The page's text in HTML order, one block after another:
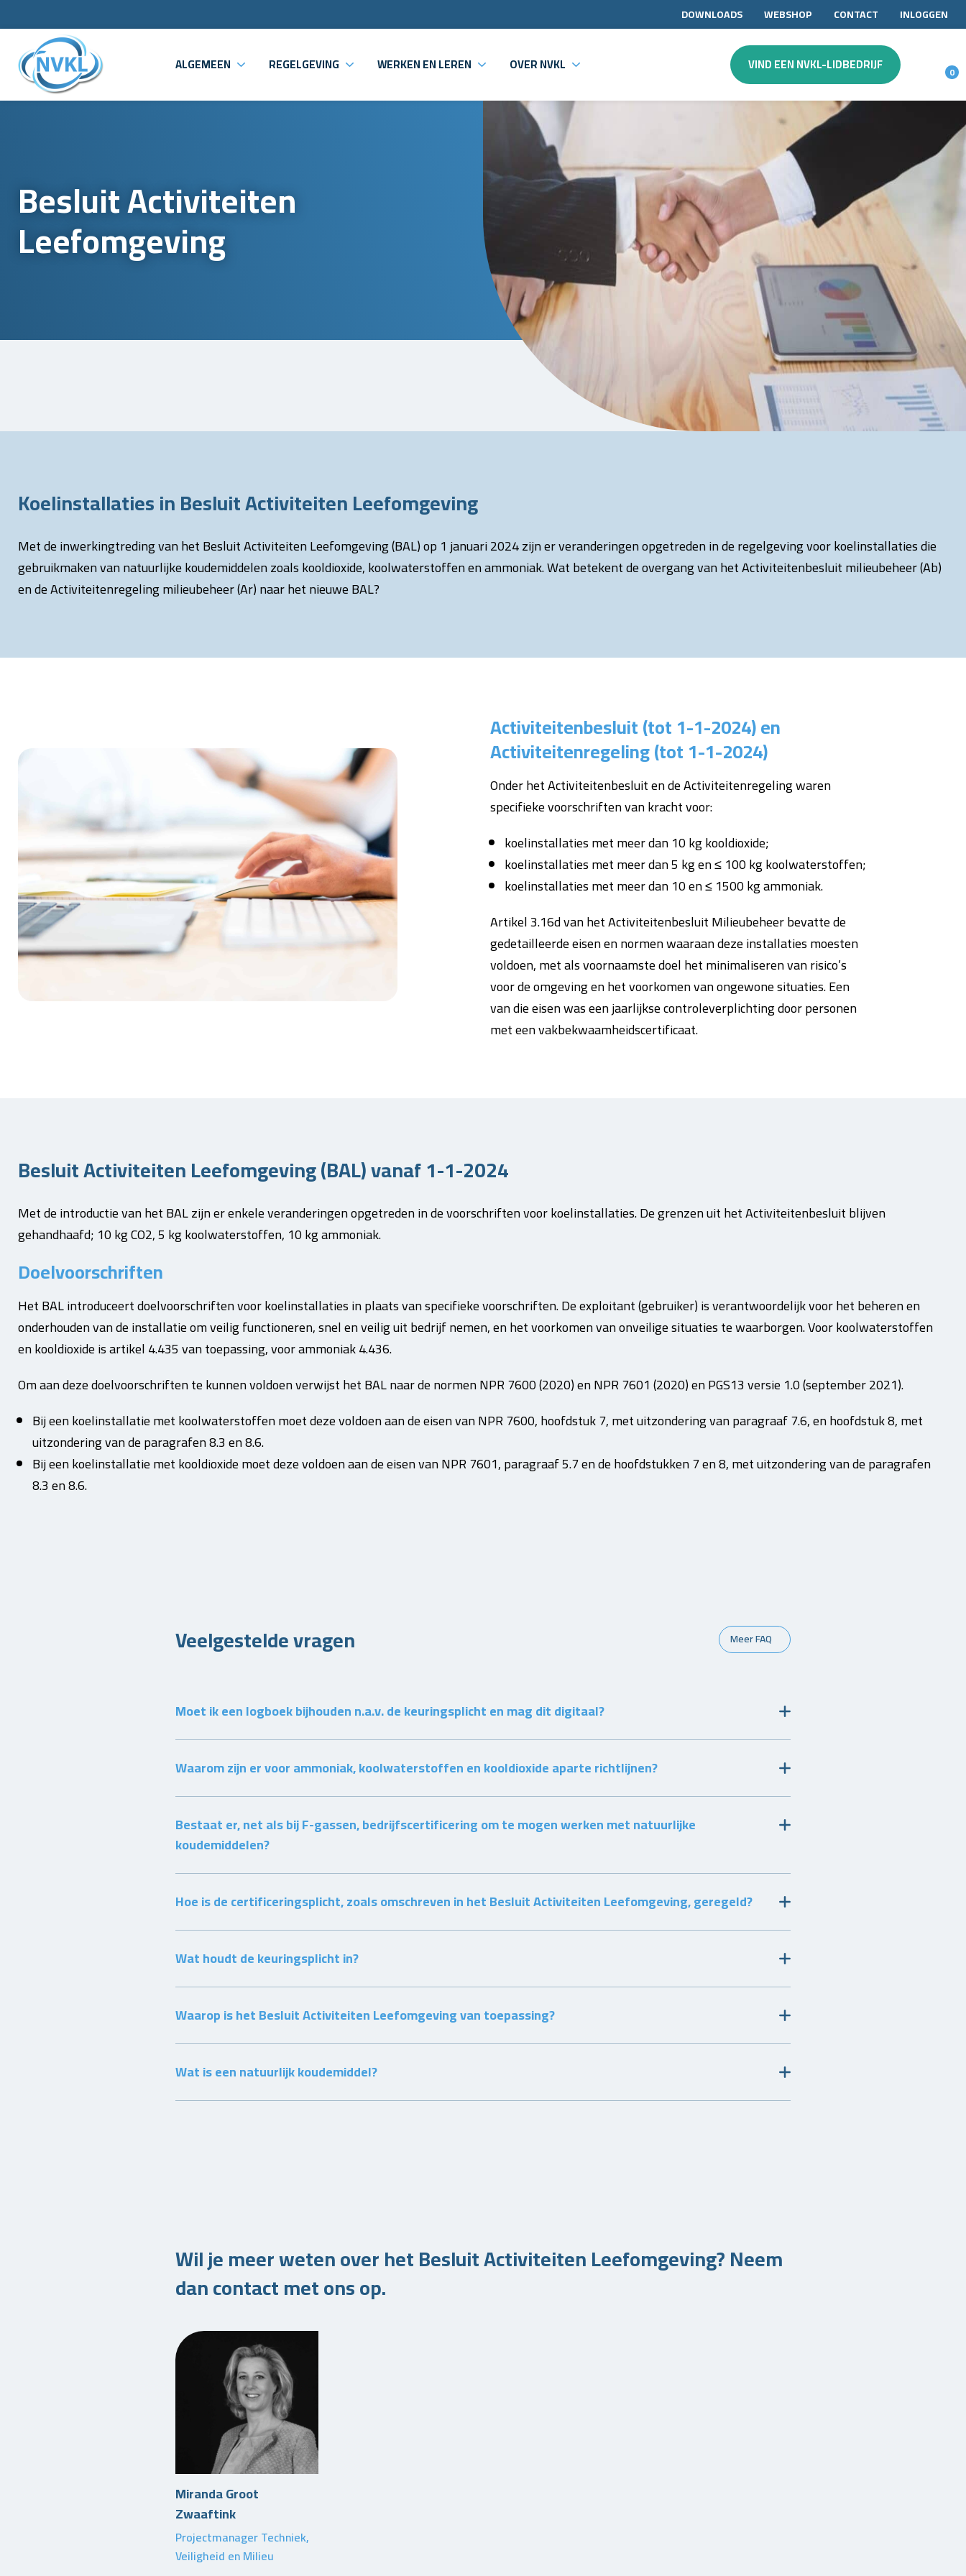
DOWNLOADS WEBSHOP CONTACT INLOGGEN
ALGEMEEN REGELGEVING WERKEN EN LEREN OVER NVKL VIND EEN NVKL-LIDBEDRIJF 0
Besluit Activiteiten
Leefomgeving
Koelinstallaties in Besluit Activiteiten Leefomgeving
Met de inwerkingtreding van het Besluit Activiteiten Leefomgeving (BAL) op 1 januari 2024 zijn er veranderingen opgetreden in de regelgeving voor koelinstallaties die
gebruikmaken van natuurlijke koudemiddelen zoals kooldioxide, koolwaterstoffen en ammoniak. Wat betekent de overgang van het Activiteitenbesluit milieubeheer (Ab)
en de Activiteitenregeling milieubeheer (Ar) naar het nieuwe BAL?
Activiteitenbesluit (tot 1-1-2024) en
Activiteitenregeling (tot 1-1-2024)
Onder het Activiteitenbesluit en de Activiteitenregeling waren
specifieke voorschriften van kracht voor:
koelinstallaties met meer dan 10 kg kooldioxide;
koelinstallaties met meer dan 5 kg en ≤ 100 kg koolwaterstoffen;
koelinstallaties met meer dan 10 en ≤ 1500 kg ammoniak.
Artikel 3.16d van het Activiteitenbesluit Milieubeheer bevatte de
gedetailleerde eisen en normen waaraan deze installaties moesten
voldoen, met als voornaamste doel het minimaliseren van risico’s
voor de omgeving en het voorkomen van ongewone situaties. Een
van die eisen was een jaarlijkse controleverplichting door personen
met een vakbekwaamheidscertificaat.
Besluit Activiteiten Leefomgeving (BAL) vanaf 1-1-2024
Met de introductie van het BAL zijn er enkele veranderingen opgetreden in de voorschriften voor koelinstallaties. De grenzen uit het Activiteitenbesluit blijven
gehandhaafd; 10 kg CO2, 5 kg koolwaterstoffen, 10 kg ammoniak.
Doelvoorschriften
Het BAL introduceert doelvoorschriften voor koelinstallaties in plaats van specifieke voorschriften. De exploitant (gebruiker) is verantwoordelijk voor het beheren en
onderhouden van de installatie om veilig functioneren, snel en veilig uit bedrijf nemen, en het voorkomen van onveilige situaties te waarborgen. Voor koolwaterstoffen
en kooldioxide is artikel 4.435 van toepassing, voor ammoniak 4.436.
Om aan deze doelvoorschriften te kunnen voldoen verwijst het BAL naar de normen NPR 7600 (2020) en NPR 7601 (2020) en PGS13 versie 1.0 (september 2021).
Bij een koelinstallatie met koolwaterstoffen moet deze voldoen aan de eisen van NPR 7600, hoofdstuk 7, met uitzondering van paragraaf 7.6, en hoofdstuk 8, met
uitzondering van de paragrafen 8.3 en 8.6.
Bij een koelinstallatie met kooldioxide moet deze voldoen aan de eisen van NPR 7601, paragraaf 5.7 en de hoofdstukken 7 en 8, met uitzondering van de paragrafen
8.3 en 8.6.
Veelgestelde vragen Meer FAQ
Moet ik een logboek bijhouden n.a.v. de keuringsplicht en mag dit digitaal?
Waarom zijn er voor ammoniak, koolwaterstoffen en kooldioxide aparte richtlijnen?
Bestaat er, net als bij F-gassen, bedrijfscertificering om te mogen werken met natuurlijke
koudemiddelen?
Hoe is de certificeringsplicht, zoals omschreven in het Besluit Activiteiten Leefomgeving, geregeld?
Wat houdt de keuringsplicht in?
Waarop is het Besluit Activiteiten Leefomgeving van toepassing?
Wat is een natuurlijk koudemiddel?
Wil je meer weten over het Besluit Activiteiten Leefomgeving? Neem
dan contact met ons op.
Miranda Groot
Zwaaftink
Projectmanager Techniek,
Veiligheid en Milieu